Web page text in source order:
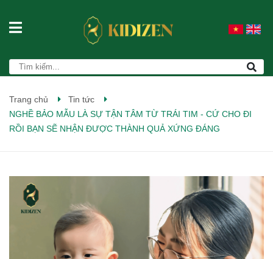
Trang chủ
Tin tức
NGHỀ BẢO MẪU LÀ SỰ TẬN TÂM TỪ TRÁI TIM - CỨ CHO ĐI
RỒI BẠN SẼ NHẬN ĐƯỢC THÀNH QUẢ XỨNG ĐÁNG